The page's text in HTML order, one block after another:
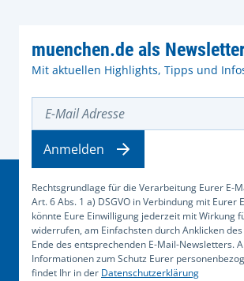
muenchen.de als
Mit aktuellen Highlights, Tipps und
Rechtsgrundlage für die Verarbeitung Eurer E-
Art. 6 Abs. 1 a) DSGVO in Verbindung mit Eurer
könnte Eure Einwilligung jederzeit mit Wirkung
widerrufen, am Einfachsten durch Anklicken
Ende des entsprechenden E-Mail-Newsletters.
Informationen zum Schutz Eurer
findet Ihr in der Datenschutzerklärung
Anmelden